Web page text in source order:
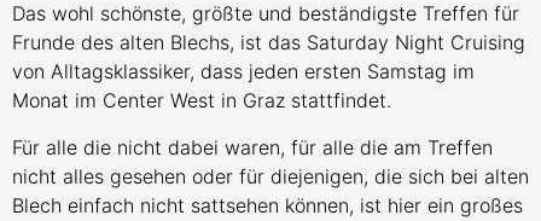
Das wohl schönste, größte und beständigste Treffen für
Frunde des alten Blechs, ist das Saturday Night Cruising
von Alltagsklassiker, dass jeden ersten Samstag im
Monat im Center West in Graz stattfindet.
Für alle die nicht dabei waren, für alle die am Treffen
nicht alles gesehen oder für diejenigen, die sich bei alten
Blech einfach nicht sattsehen können, ist hier ein großes